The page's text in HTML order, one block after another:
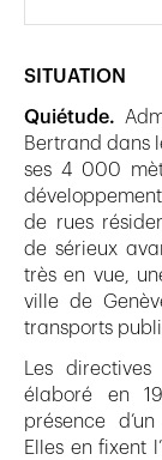
SITUATION
Quiétude.
Bertrand dans
ses 4 000
de rues
de sérieux
très en vue,
ville de
transports
Les
élaboré en
présence
Elles en fixent